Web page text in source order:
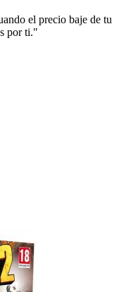
el precio baje de tu
por ti."